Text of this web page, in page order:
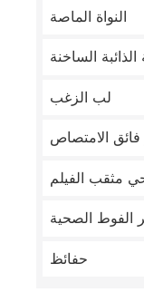
النواة الماصة
الساخنة
لب الزغب
فائق الامتصاص
مثقب الفيلم
الفوط الصحية
حفائظ